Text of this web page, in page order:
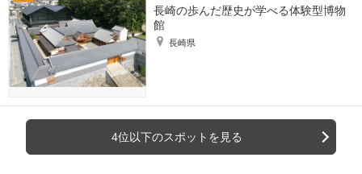
長崎の歩んだ歴史が学べる体験型博物
館
長崎県
4位以下のスポットを見る